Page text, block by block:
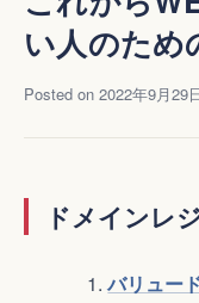
い人のため
Posted on 2022年9月29
ドメインレ
バリュー